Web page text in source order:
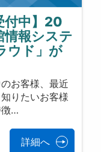
付中】20
情報システ
ウド」が
お客様、最近
りたいお客様
徴…
詳細へ